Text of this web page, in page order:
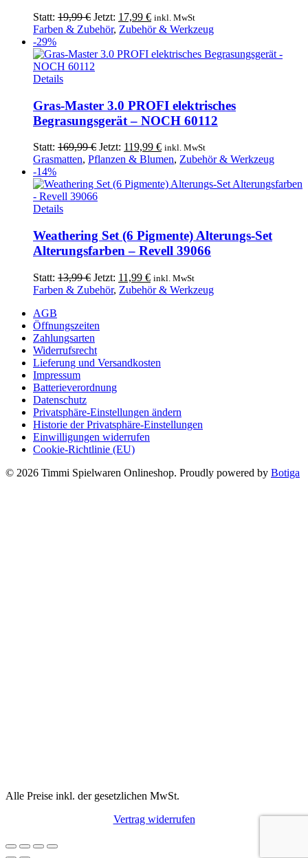
Statt: 19,99€ Ursprünglicher
Preis
19,99 €
Jetzt: 17,99 €Aktueller
Preis
17,99 €.
inkl. MwSt
Farben & Zubehör, Zubehör & Werkzeug
-29%
Details
Gras-Master 3.0 PROFI elektrisches
Begrasungsgerät – NOCH 60112
Statt: 169,99€ Ursprünglicher
Preis
169,99 €
Jetzt: 119,99 €Aktueller
Preis
119,99 €.
inkl. MwSt
Grasmatten, Pflanzen & Blumen, Zubehör & Werkzeug
-14%
Details
Weathering Set (6 Pigmente) Alterungs-Set
Alterungsfarben – Revell 39066
Statt: 13,99€ Ursprünglicher
Preis
Jetzt: 11,99 €Aktueller
Preis
inkl. MwSt
Farben & Zubehör, Zubehör & Werkzeug
AGB
Öffnungszeiten
Zahlungsarten
Widerrufsrecht
Lieferung und Versandkosten
Impressum
Batterieverordnung
Datenschutz
Privatsphäre-Einstellungen ändern
Historie der Privatsphäre-Einstellungen
Einwilligungen widerrufen
Cookie-Richtlinie (EU)
© 2026 Timmi Spielwaren Onlineshop. Proudly powered by Botiga
Alle Preise inkl. der gesetzlichen MwSt.
Vertrag widerrufen